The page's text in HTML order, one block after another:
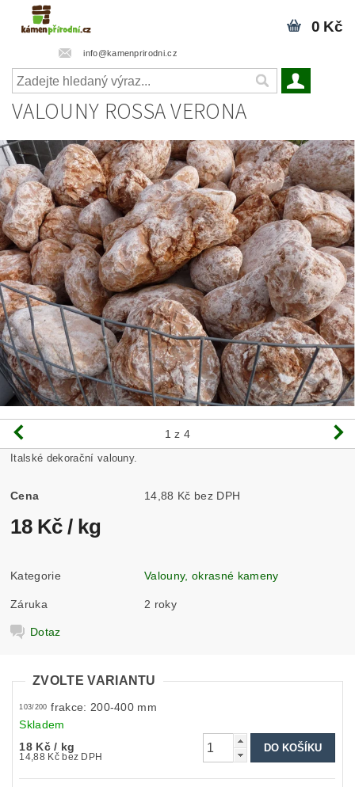
info@kamenprirodni.cz
0 Kč
VALOUNY ROSSA VERONA
1 z 4
Italské dekorační valouny.
Cena 14,88 Kč bez DPH
18 Kč/ kg
Kategorie Valouny, okrasné kameny
Záruka 2 roky
Dotaz
ZVOLTE VARIANTU
103/200 frakce: 200-400 mm
Skladem
18 Kč/ kg
14,88 Kč bez DPH